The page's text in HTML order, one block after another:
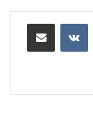
مشاركة عبر البريد